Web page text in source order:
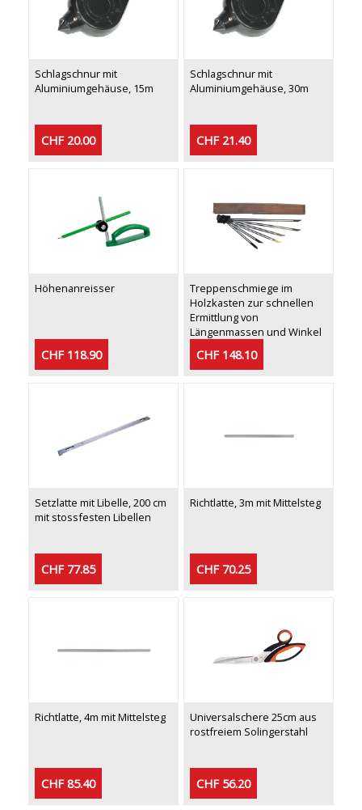
Schlagschnur mit
Aluminiumgehäuse, 15m
CHF 20.00
Schlagschnur mit
Aluminiumgehäuse, 30m
CHF 21.40
Höhenanreisser
CHF 118.90
Treppenschmiege im
Holzkasten zur schnellen
Ermittlung von
Längenmassen und Winkel
CHF 148.10
Setzlatte mit Libelle, 200 cm
mit stossfesten Libellen
CHF 77.85
Richtlatte, 3m mit Mittelsteg
CHF 70.25
Richtlatte, 4m mit Mittelsteg
CHF 85.40
Universalschere 25cm aus
rostfreiem Solingerstahl
CHF 56.20